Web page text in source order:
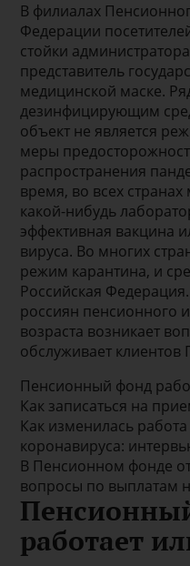
В филиалах
Федерации
стойки
представитель
медицинской маске.
дезинфицирующим
объект не является
меры
распространения
время, во всех
какой-нибудь
эффективная вакцина
вируса. Во многих
режим карантина, и
Российская
россиян пенсионного
возраста возникает
обслуживает
Пенсионный фонд
Как записаться на
Как изменилась
коронавируса:
В Пенсионном фонде
вопросы по выплатам
работает